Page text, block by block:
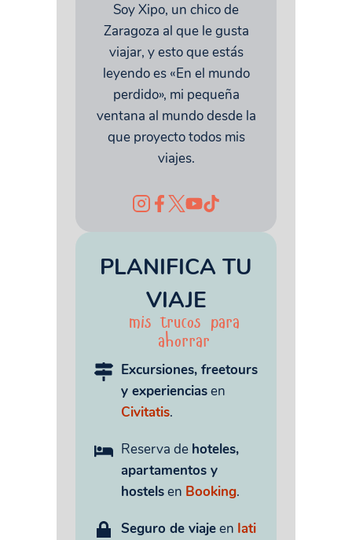
Soy Xipo, un chico de
Zaragoza al que le gusta
viajar, y esto que estás
leyendo es «En el mundo
perdido», mi pequeña
ventana al mundo desde la
que proyecto todos mis
viajes.
PLANIFICA TU
VIAJE
mis trucos para
ahorrar
Excursiones, freetours
y experienciasen
Civitatis.
Reserva de hoteles,
apartamentos y
hostelsen Booking.
Seguro de viajeen Iati